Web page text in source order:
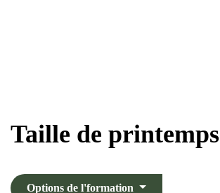
Taille de printemps
Options de l'formation